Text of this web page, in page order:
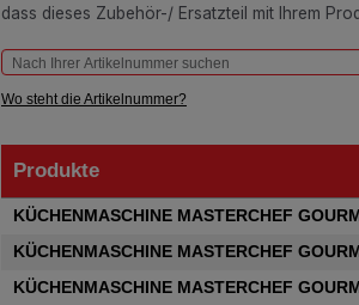
dass dieses Zubehör-/ Ersatzteil mit Ihrem
Wo steht die Artikelnummer?
Produkte
Produkte
KÜCHENMASCHINE MASTERCHEF
KÜCHENMASCHINE MASTERCHEF
KÜCHENMASCHINE MASTERCHEF